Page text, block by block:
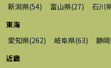
新潟県(54) 富山県(27) 石川
東海
愛知県(262) 岐阜県(63) 静
近畿